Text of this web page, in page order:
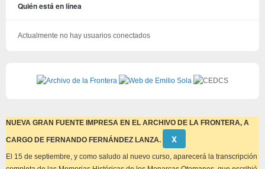
Quién está en línea
Actualmente no hay usuarios conectados
NUEVA GRAN FUENTE IMPRESA EN EL ARCHIVO DE LA FRONTERA, A
CARGO DE FERNANDO FERNÁNDEZ LANZA. Descartar
este
aviso
Χ
El 15 de septiembre, y como saludo al nuevo curso, aparecerá la transcripción